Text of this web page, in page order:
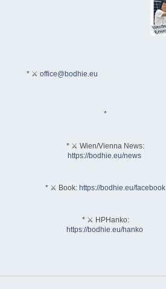
* ⚔ office@bodhie.eu
*
* ⚔ Wien/Vienna News:
https://bodhie.eu/news
* ⚔ Book: https://bodhie.eu/facebook
* ⚔ HPHanko:
https://bodhie.eu/hanko